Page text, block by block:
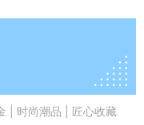
| 时尚潮品 | 匠心收藏